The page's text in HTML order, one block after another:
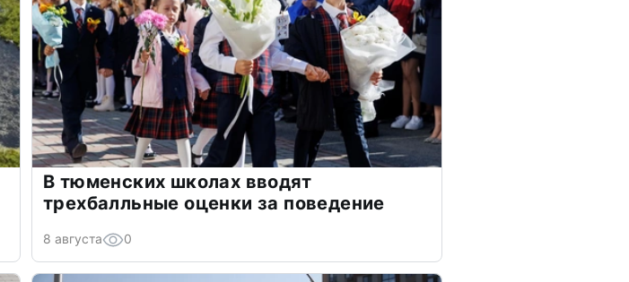
В тюменских школах вводят
трехбалльные оценки за поведение
8 августа 0